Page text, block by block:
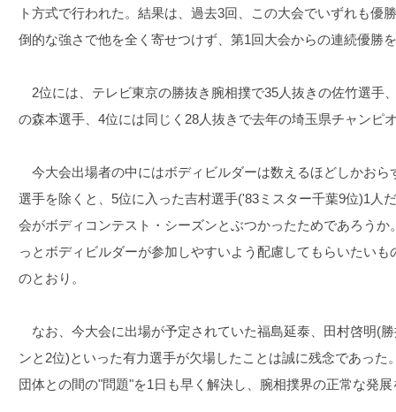
ト方式で行われた。結果は、過去3回、この大会でいずれも優
倒的な強さで他を全く寄せつけず、第1回大会からの連続優勝
2位には、テレビ東京の勝抜き腕相撲で35人抜きの佐竹選手
の森本選手、4位には同じく28人抜きで去年の埼玉県チャンピ
今大会出場者の中にはボディビルダーは数えるほどしかおら
選手を除くと、5位に入った吉村選手('83ミスター千葉9位)1人
会がボディコンテスト・シーズンとぶつかったためであろう
っとボディビルダーが参加しやすいよう配慮してもらいたい
のとおり。
なお、今大会に出場が予定されていた福島延泰、田村啓明(
ンと2位)といった有力選手が欠場したことは誠に残念であっ
団体との間の"問題"を1日も早く解決し、腕相撲界の正常な発